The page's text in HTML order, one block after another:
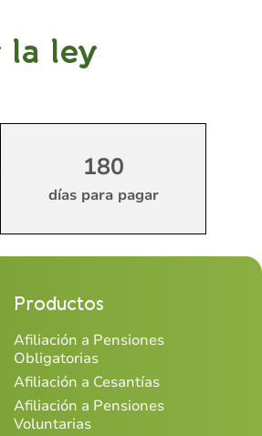
la ley
180
días para pagar
Productos
Afiliación a Pensiones
Obligatorias
Afiliación a Cesantías
Afiliación a Pensiones
Voluntarias